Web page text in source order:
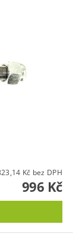
823,14 Kč bez DPH
996 Kč